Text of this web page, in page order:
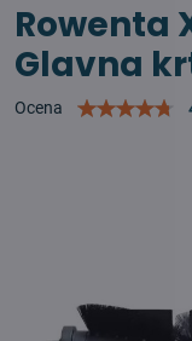
Rowenta
Glavna
Ocena